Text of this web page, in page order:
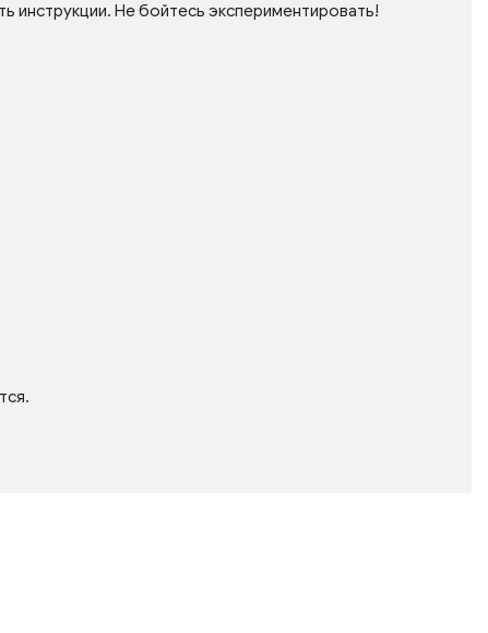
инструкции. Не бойтесь экспериментировать!